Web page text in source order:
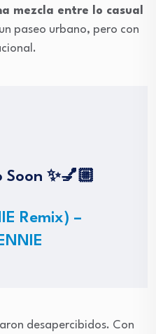
mezcla entre lo casual
paseo urbano, pero con
✨💅🏼
Remix) –
desapercibidos. Con